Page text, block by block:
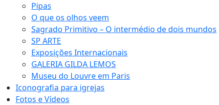
Pipas
O que os olhos veem
Sagrado Primitivo – O intermédio de dois mundos
SP ARTE
Exposições Internacionais
GALERIA GILDA LEMOS
Museu do Louvre em Paris
Iconografia para igrejas
Fotos e Vídeos